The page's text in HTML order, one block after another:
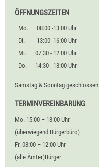
ÖFFNUNGSZEITEN
Mo.
08:00 -13:00 Uhr
Di.
13:00 -16:00 Uhr
Mi.
07:30 - 12:00 Uhr
Do.
14:30 - 18:00 Uhr
Samstag & Sonntag geschlossen
TERMINVEREINBARUNG
Mo. 15:00 – 18:00 Uhr
(überwiegend Bürgerbüro)
Fr. 08:00 – 12:00 Uhr
(alle Ämter)Bürger